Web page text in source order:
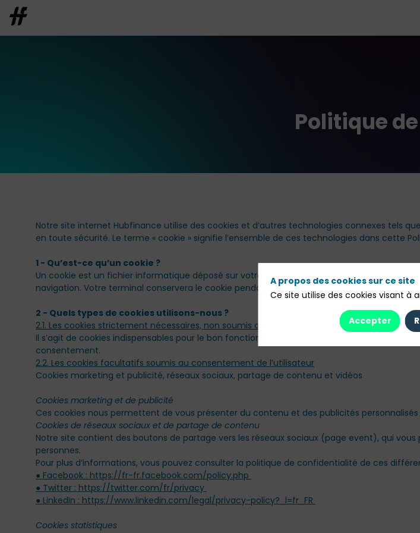
Politique
Notre site internet Hubfinance utilise des cookies et d’autres technologies connexes tels
en toute sécurité. Le terme « cookie » signifie l’ensemble de ces technologies dans cette
Un cookie est un fichier informatique déposé sur votre terminal (ordinateur, téléphone
navigation. Votre terminal conservera le cookie pendant une certaine durée, et le
2 - Quels types de cookies utilisons-nous ?
Il s’agit de cookies indispensables pour le bon fonctionnement, l’affichage et la sécurité
consentement.
Cookies marketing et publicité, réseaux sociaux, partage de contenu et vidéos
Notre site contient des boutons de partage vers les réseaux sociaux (page event), qui
personnes.
Pour plus d’informations, vous pouvez consulter la politique de confidentialité de ces
● Facebook : https://fr-fr.facebook.com/policy.php
● Twitter : https://twitter.com/fr/privacy
● LinkedIn : https://www.linkedin.com/legal/privacy-policy?_l=fr_FR
Cookies statistiques
A propos des cookies sur ce site
Ce site utilise des cookies visant à
Accepter